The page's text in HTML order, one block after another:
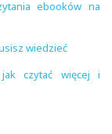
ebooków na
wiedzieć
czytać więcej i